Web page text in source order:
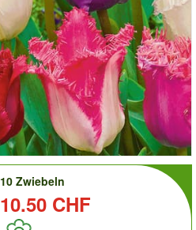
10 Zwiebeln
10.50 CHF